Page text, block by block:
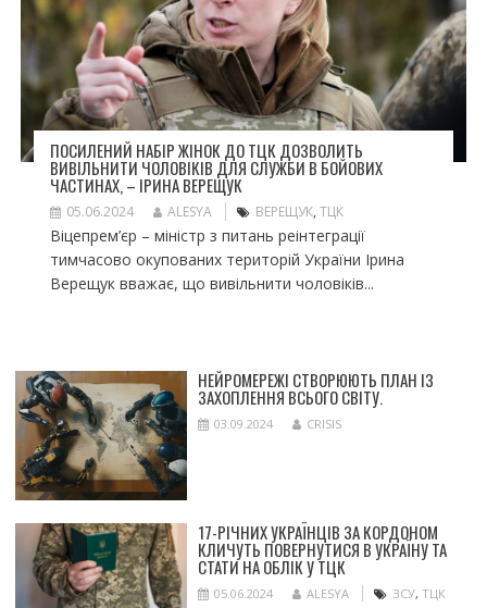
ПОСИЛЕНИЙ НАБІР ЖІНОК ДО ТЦК ДОЗВОЛИТЬ
ВИВІЛЬНИТИ ЧОЛОВІКІВ ДЛЯ СЛУЖБИ В БОЙОВИХ
ЧАСТИНАХ, – ІРИНА ВЕРЕЩУК
05.06.2024 ALESYA ВЕРЕЩУК, ТЦК
Віцепрем’єр – міністр з питань реінтеграції
тимчасово окупованих територій України Ірина
Верещук вважає, що вивільнити чоловіків...
НЕЙРОМЕРЕЖІ СТВОРЮЮТЬ ПЛАН ІЗ
ЗАХОПЛЕННЯ ВСЬОГО СВІТУ.
03.09.2024 CRISIS
17-РІЧНИХ УКРАЇНЦІВ ЗА КОРДОНОМ
КЛИЧУТЬ ПОВЕРНУТИСЯ В УКРАЇНУ ТА
СТАТИ НА ОБЛІК У ТЦК
05.06.2024 ALESYA ЗСУ, ТЦК